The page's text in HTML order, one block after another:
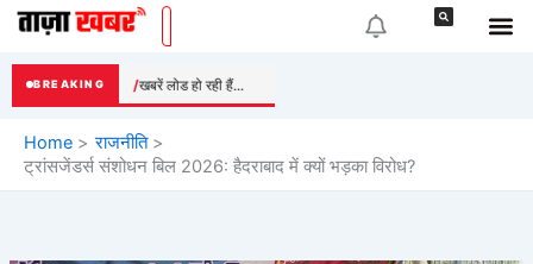
Skip
content
BREAKING खबरें लोड हो रही हैं...
Home
राजनीति
ट्रांसजेंडर्स संशोधन बिल 2026: हैदराबाद में क्यों भड़का विरोध?